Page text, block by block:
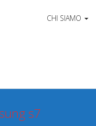
CHI SIAMO
s7